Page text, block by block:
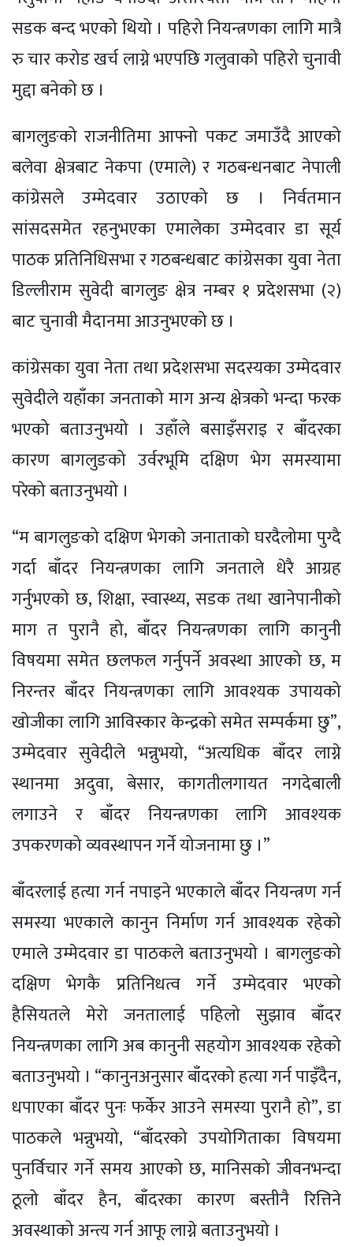
सडक बन्द भएको थियो । पहिरो नियन्त्रणका लागि मात्रै
रु चार करोड खर्च लाग्ने भएपछि गलुवाको पहिरो चुनावी
मुद्दा बनेको छ ।
बागलुङको राजनीतिमा आफ्नो पकट जमाउँदै आएको
बलेवा क्षेत्रबाट नेकपा (एमाले) र गठबन्धनबाट नेपाली
कांग्रेसले उम्मेदवार उठाएको छ । निर्वतमान
सांसदसमेत रहनुभएका एमालेका उम्मेदवार डा सूर्य
पाठक प्रतिनिधिसभा र गठबन्धबाट कांग्रेसका युवा नेता
डिल्लीराम सुवेदी बागलुङ क्षेत्र नम्बर १ प्रदेशसभा (२)
बाट चुनावी मैदानमा आउनुभएको छ ।
कांग्रेसका युवा नेता तथा प्रदेशसभा सदस्यका उम्मेदवार
सुवेदीले यहाँका जनताको माग अन्य क्षेत्रको भन्दा फरक
भएको बताउनुभयो । उहाँले बसाइँसराइ र बाँदरका
कारण बागलुङको उर्वरभूमि दक्षिण भेग समस्यामा
परेको बताउनुभयो ।
“म बागलुङको दक्षिण भेगको जनाताको घरदैलोमा पुग्दै
गर्दा बाँदर नियन्त्रणका लागि जनताले धेरै आग्रह
गर्नुभएको छ, शिक्षा, स्वास्थ्य, सडक तथा खानेपानीको
माग त पुरानै हो, बाँदर नियन्त्रणका लागि कानुनी
विषयमा समेत छलफल गर्नुपर्ने अवस्था आएको छ, म
निरन्तर बाँदर नियन्त्रणका लागि आवश्यक उपायको
खोजीका लागि आविस्कार केन्द्रको समेत सम्पर्कमा छु”,
उम्मेदवार सुवेदीले भन्नुभयो, “अत्यधिक बाँदर लाग्ने
स्थानमा अदुवा, बेसार, कागतीलगायत नगदेबाली
लगाउने र बाँदर नियन्त्रणका लागि आवश्यक
उपकरणको व्यवस्थापन गर्ने योजनामा छु ।”
बाँदरलाई हत्या गर्न नपाइने भएकाले बाँदर नियन्त्रण गर्न
समस्या भएकाले कानुन निर्माण गर्न आवश्यक रहेको
एमाले उम्मेदवार डा पाठकले बताउनुभयो । बागलुङको
दक्षिण भेगकै प्रतिनिधत्व गर्ने उम्मेदवार भएको
हैसियतले मेरो जनतालाई पहिलो सुझाव बाँदर
नियन्त्रणका लागि अब कानुनी सहयोग आवश्यक रहेको
बताउनुभयो । “कानुनअनुसार बाँदरको हत्या गर्न पाइँदैन,
धपाएका बाँदर पुनः फर्केर आउने समस्या पुरानै हो”, डा
पाठकले भन्नुभयो, “बाँदरको उपयोगिताका विषयमा
पुनर्विचार गर्ने समय आएको छ, मानिसको जीवनभन्दा
ठूलो बाँदर हैन, बाँदरका कारण बस्तीनै रित्तिने
अवस्थाको अन्त्य गर्न आफू लाग्ने बताउनुभयो ।